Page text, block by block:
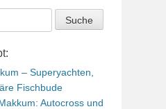
– Superyachten,
Fischbude
Autocross und